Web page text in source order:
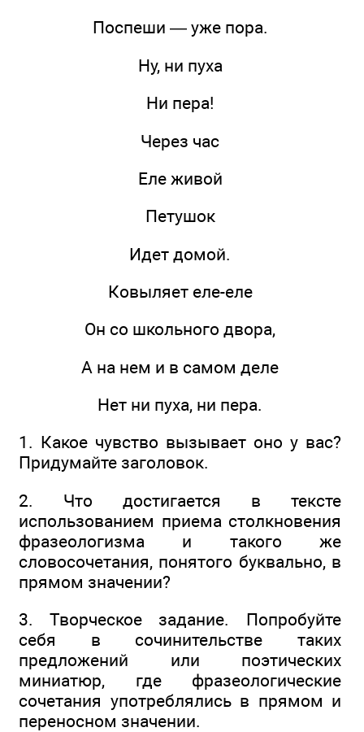
Поспеши — уже пора.
Ну, ни пуха
Ни пера!
Через час
Еле живой
Петушок
Идет домой.
Ковыляет еле-еле
Он со школьного двора,
А на нем и в самом деле
Нет ни пуха, ни пера.
1. Какое чувство вызывает оно у вас?
Придумайте заголовок.
2. Что достигается в тексте
использованием приема столкновения
фразеологизма и такого же
словосочетания, понятого буквально, в
прямом значении?
3. Творческое задание. Попробуйте
себя в сочинительстве таких
предложений или поэтических
миниатюр, где фразеологические
сочетания употреблялись в прямом и
переносном значении.